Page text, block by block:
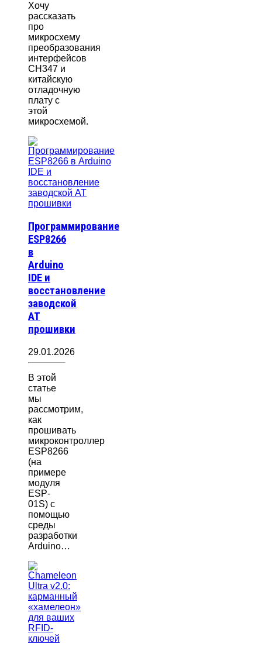
Хочу
рассказать
про
микросхему
преобразования
интерфейсов
CH347 и
китайскую
отладочную
плату с
этой
микросхемой.
Программирование
ESP8266
в
Arduino
IDE и
восстановление
заводской
AT
прошивки
29.01.2026
В этой
статье
мы
рассмотрим,
как
прошивать
микроконтроллер
ESP8266
(на
примере
модуля
ESP-
01S) с
помощью
среды
разработки
Arduino…